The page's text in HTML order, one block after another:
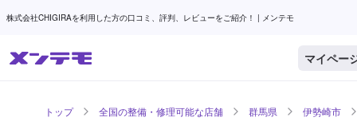
株式会社CHIGIRAを利用した方の口コミ、評判、レビューをご紹介！ | メンテモ
マイペー
トップ 全国の整備・修理可能な店舗 群馬県 伊勢崎市